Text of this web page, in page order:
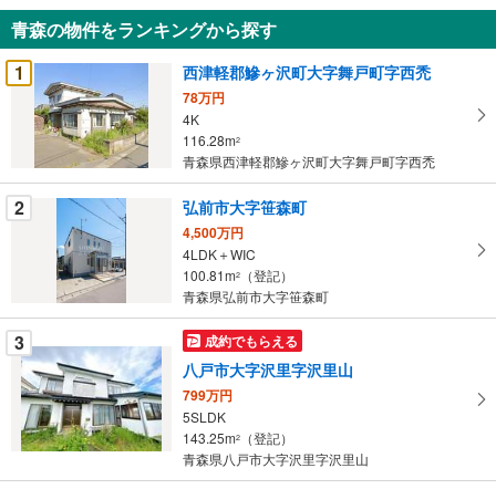
知
を
受
け
条
件
ー
ジ
に
保
存
す
る
青森の物件をランキングから探す
1
西津軽郡鰺ヶ沢町大字舞戸町字西禿
78万円
4K
116.28m2
青森県西津軽郡鰺ヶ沢町大字舞戸町字西禿
2 弘前市大字笹森町
4,500万円
4LDK＋WIC
100.81m2
（登記）
青森県弘前市大字笹森町
3 成約でもらえる
八戸市大字沢里字沢里山
799万円
5SLDK
143.25m2
（登記）
青森県八戸市大字沢里字沢里山